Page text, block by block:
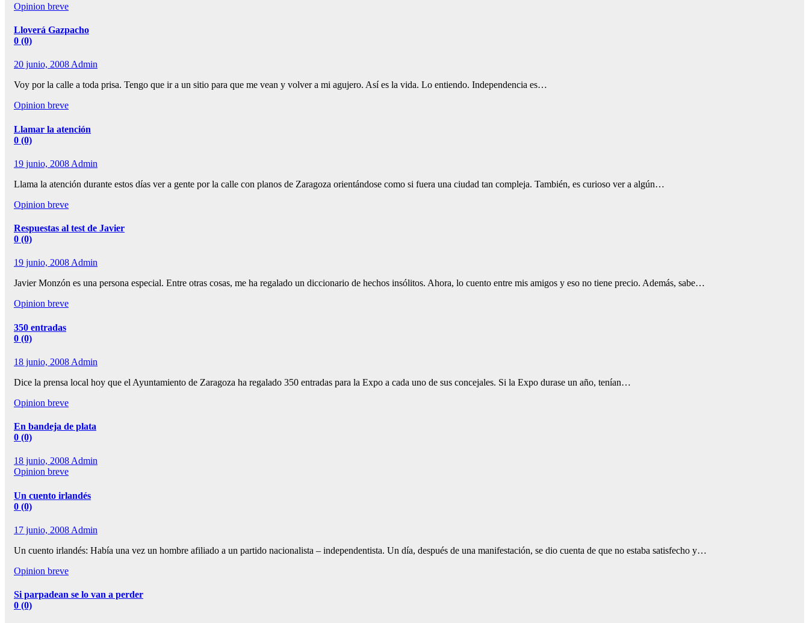
Opinion breve
Lloverá Gazpacho
0 (0)
20 junio, 2008 Admin
Voy por la calle a toda prisa. Tengo que ir a un sitio para que me vean y volver a mi agujero. Así es la vida. Lo entiendo. Independencia es…
Opinion breve
Llamar la atención
0 (0)
19 junio, 2008 Admin
Llama la atención durante estos días ver a gente por la calle con planos de Zaragoza orientándose como si fuera una ciudad tan compleja. También, es curioso ver a algún…
Opinion breve
Respuestas al test de Javier
0 (0)
19 junio, 2008 Admin
Javier Monzón es una persona especial. Entre otras cosas, me ha regalado un diccionario de hechos insólitos. Ahora, lo cuento entre mis amigos y eso no tiene precio. Además, sabe…
Opinion breve
350 entradas
0 (0)
18 junio, 2008 Admin
Dice la prensa local hoy que el Ayuntamiento de Zaragoza ha regalado 350 entradas para la Expo a cada uno de sus concejales. Si la Expo durase un año, tenían…
Opinion breve
En bandeja de plata
0 (0)
18 junio, 2008 Admin
Opinion breve
Un cuento irlandés
0 (0)
17 junio, 2008 Admin
Un cuento irlandés: Había una vez un hombre afiliado a un partido nacionalista – independentista. Un día, después de una manifestación, se dio cuenta de que no estaba satisfecho y…
Opinion breve
Si parpadean se lo van a perder
0 (0)